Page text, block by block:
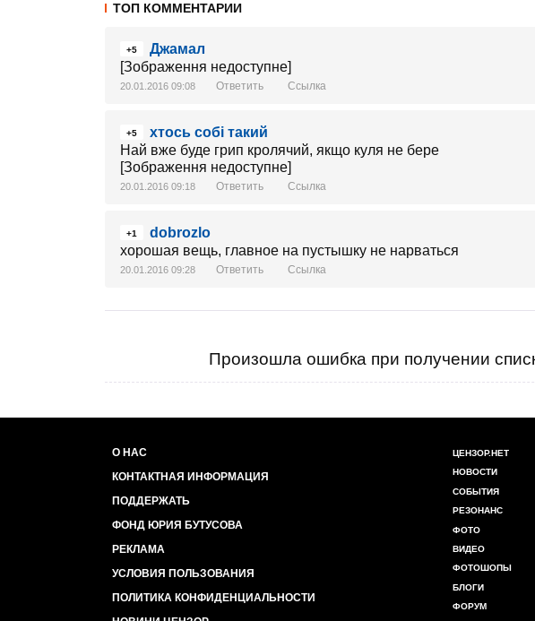
ТОП КОММЕНТАРИИ
+5
Джамал
[Зображення недоступне]
20.01.2016 09:08 Ответить Ссылка
+5
хтось собі такий
Най вже буде грип кролячий, якщо куля не бере
[Зображення недоступне]
20.01.2016 09:18 Ответить Ссылка
+1
dobrozlo
хорошая вещь, главное на пустышку не нарваться
20.01.2016 09:28 Ответить Ссылка
Произошла ошибка при получении
О НАС
КОНТАКТНАЯ ИНФОРМАЦИЯ
ПОДДЕРЖАТЬ
ФОНД ЮРИЯ БУТУСОВА
РЕКЛАМА
УСЛОВИЯ ПОЛЬЗОВАНИЯ
ПОЛИТИКА КОНФИДЕНЦИАЛЬНОСТИ
ЦЕНЗОР.НЕТ
НОВОСТИ
СОБЫТИЯ
РЕЗОНАНС
ФОТО
ВИДЕО
ФОТОШОПЫ
БЛОГИ
ФОРУМ